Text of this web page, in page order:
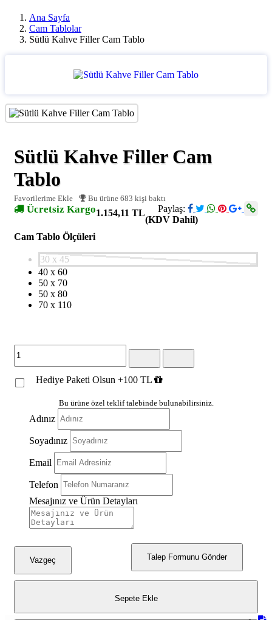
Ana Sayfa
Cam Tablolar
Sütlü Kahve Filler Cam Tablo
Sütlü Kahve Filler Cam
Tablo
Favorilerime Ekle Bu ürüne 683 kişi baktı
Ücretsiz Kargo Paylaş:
1.154,11 TL
(KDV Dahil)
Cam Tablo Ölçüleri
30 x 45
40 x 60
50 x 70
50 x 80
70 x 110
Hediye Paketi Olsun +100 TL
Bu ürüne özel teklif talebinde bulunabilirsiniz.
Adınız
Soyadınız
Email
Telefon
Mesajınız ve Ürün Detayları
Talep Formunu Gönder
Vazgeç
Sepete Ekle